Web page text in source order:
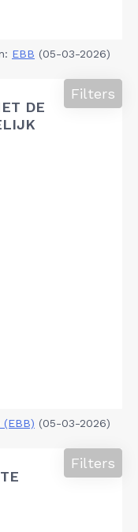
EBB (05-03-2026)
DE
Filters
(05-03-2026)
Filters